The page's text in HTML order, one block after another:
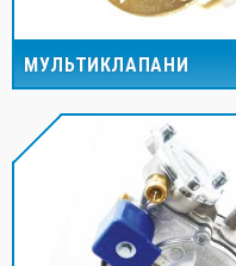
МУЛЬТИКЛАПАНИ